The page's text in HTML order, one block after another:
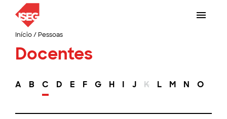
Início/ Pessoas
Docentes
A B C D E F G H I J K L M N O